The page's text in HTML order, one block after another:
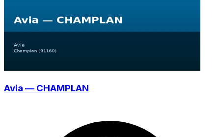
Avia — CHAMPLAN